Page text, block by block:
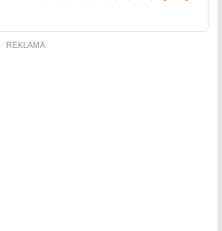
REKLAMA